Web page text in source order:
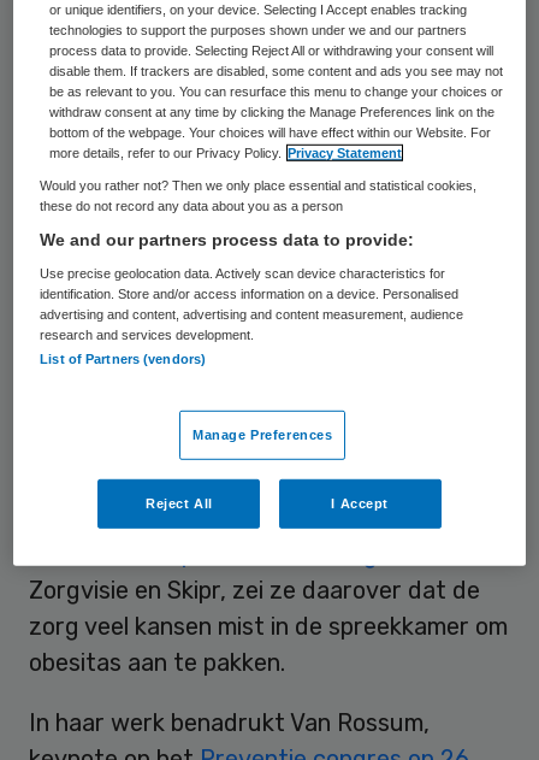
vormen van waardering binnen de
Nederlandse wetenschap. Het is geen
tijdelijke titel, maar een blijvende erkenning.
KNAW-leden adviseren overheid en
samenleving en dragen bij aan
wetenschapsbeleid.
Van Rossum: VET Belangrijk 2.0
Obesitas-professor Van Rossum is bekend
vanwege haar onderzoek en publicaties
over obesitas. Ze schreef met Mariëtte
Boon het boek ‘VET Belangrijk’, dat in tien
talen is vertaald. In januari 2026 gevolgd
door ‘VET Belangrijk 2.0’, ook een bestseller.
Zorgvisie en Skipr, zei ze daarover dat de
zorg veel kansen mist in de spreekkamer om
obesitas aan te pakken.
In haar werk benadrukt Van Rossum,
or unique identifiers, on your device. Selecting I Accept enables tracking
technologies to support the purposes shown under we and our partners
process data to provide. Selecting Reject All or withdrawing your consent will
disable them. If trackers are disabled, some content and ads you see may not
be as relevant to you. You can resurface this menu to change your choices or
withdraw consent at any time by clicking the Manage Preferences link on the
bottom of the webpage. Your choices will have effect within our Website. For
more details, refer to our Privacy Policy.
Privacy Statement
Would you rather not? Then we only place essential and statistical cookies,
these do not record any data about you as a person
We and our partners process data to provide:
Use precise geolocation data. Actively scan device characteristics for
identification. Store and/or access information on a device. Personalised
advertising and content, advertising and content measurement, audience
research and services development.
List of Partners (vendors)
Manage Preferences
Reject All I Accept